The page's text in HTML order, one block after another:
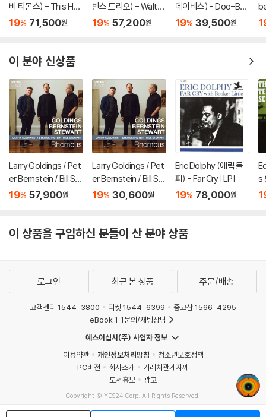
비 티몬스) - This Her
e Is Bobby Timmon
19% 71,500원
반스 트리오) - Waltz
For Debby [LP]
19% 57,200원
데이비스) - Doo-Bo
p [LP]
19% 39,500원
이 분야 신상품
Larry Goldings / Pet
er Bernstein / Bill St
ewart (래리 골딩스 /
[LP]
19% 57,900원
Larry Goldings / Pet
er Bernstein / Bill St
ewart (래리 골딩스 /
19% 30,600원
Eric Dolphy (에릭 돌
피) - Far Cry [LP]
19% 78,000원
s
(
이 상품을 구입하신 분들이 산 분야 상품
로그인 최근 본 상품 주문/배송
고객센터 1544-3800 티켓 1544-6399
중고샵 1566-4295
eBook 1:1문의/채팅상담
예스이십사(주) 사업자 정보
이용약관
개인정보처리방침
청소년보호정책
PC버전
회사소개
거래처관계자께
도서홍보
광고
Copyright © YES24 Corp. All Rights Reserved.